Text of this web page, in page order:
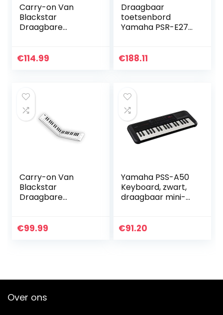
Carry-on Van
Blackstar
Draagbare
88 Toetsen USB
€114.99
Draagbaar
toetsenbord
Yamaha PSR-E273
toetsaanslagen,
de Yamaha Music
School, in zwart
€188.11
Carry-on Van
Blackstar
Draagbare
49 Toetsen USB
€99.99
Yamaha PSS-A50
Keyboard, zwart,
draagbaar mini-
geweldige
mini-
€91.20
Over ons